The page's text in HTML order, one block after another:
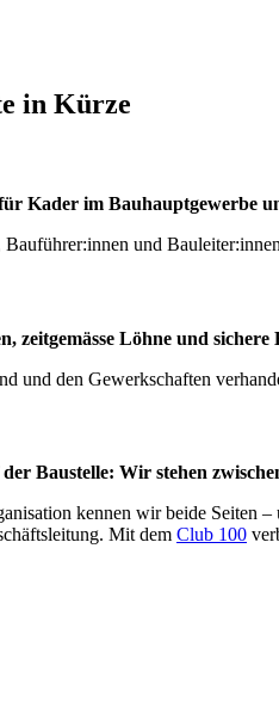
in Kürze
Kader im Bauhauptgewerbe
und
zeitgemässe Löhne und sichere
und den Gewerkschaften
Baustelle: Wir stehen
kennen wir beide Seiten
Mit dem Club 100